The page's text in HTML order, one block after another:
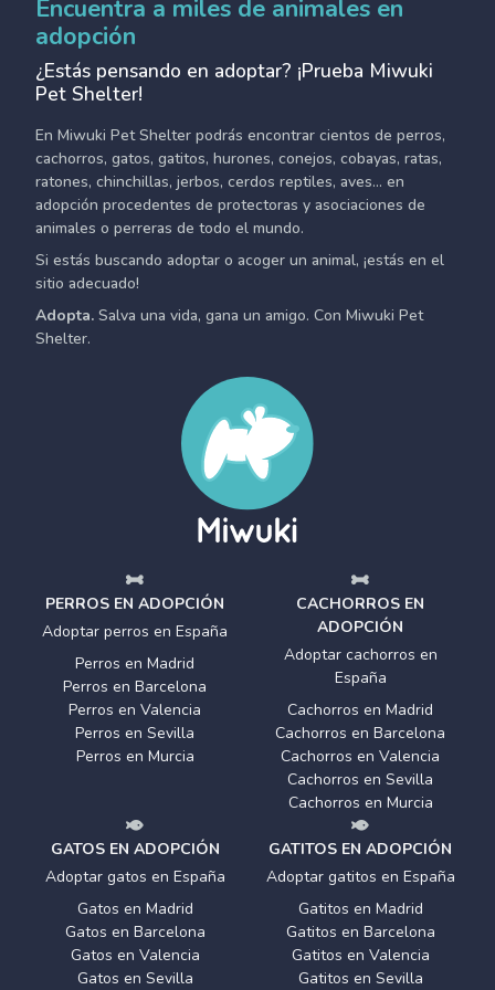
Encuentra a miles de animales en
adopción
¿Estás pensando en adoptar? ¡Prueba Miwuki
Pet Shelter!
En Miwuki Pet Shelter podrás encontrar cientos de perros,
cachorros, gatos, gatitos, hurones, conejos, cobayas, ratas,
ratones, chinchillas, jerbos, cerdos reptiles, aves... en
adopción procedentes de protectoras y asociaciones de
animales o perreras de todo el mundo.
Si estás buscando adoptar o acoger un animal, ¡estás en el
sitio adecuado!
Adopta. Salva una vida, gana un amigo. Con Miwuki Pet
Shelter.
PERROS EN ADOPCIÓN
Adoptar perros en España
Perros en Madrid
Perros en Barcelona
Perros en Valencia
Perros en Sevilla
Perros en Murcia
CACHORROS EN
ADOPCIÓN
Adoptar cachorros en
España
Cachorros en Madrid
Cachorros en Barcelona
Cachorros en Valencia
Cachorros en Sevilla
Cachorros en Murcia
GATOS EN ADOPCIÓN
Adoptar gatos en España
Gatos en Madrid
Gatos en Barcelona
Gatos en Valencia
Gatos en Sevilla
GATITOS EN ADOPCIÓN
Adoptar gatitos en España
Gatitos en Madrid
Gatitos en Barcelona
Gatitos en Valencia
Gatitos en Sevilla